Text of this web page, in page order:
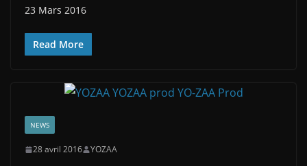
23 Mars 2016
Read More
NEWS
28 avril 2016 YOZAA